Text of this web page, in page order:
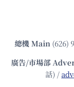
總機Main (626)
廣告/市場部
話) /